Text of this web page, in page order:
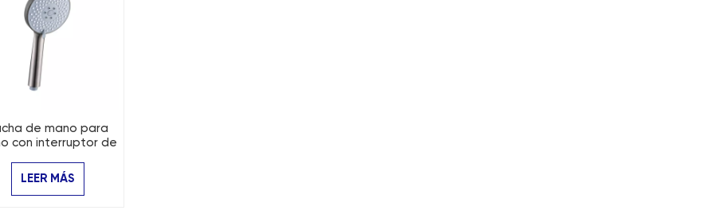
de mano para
con interruptor de
de 3 funciones
LEER MÁS